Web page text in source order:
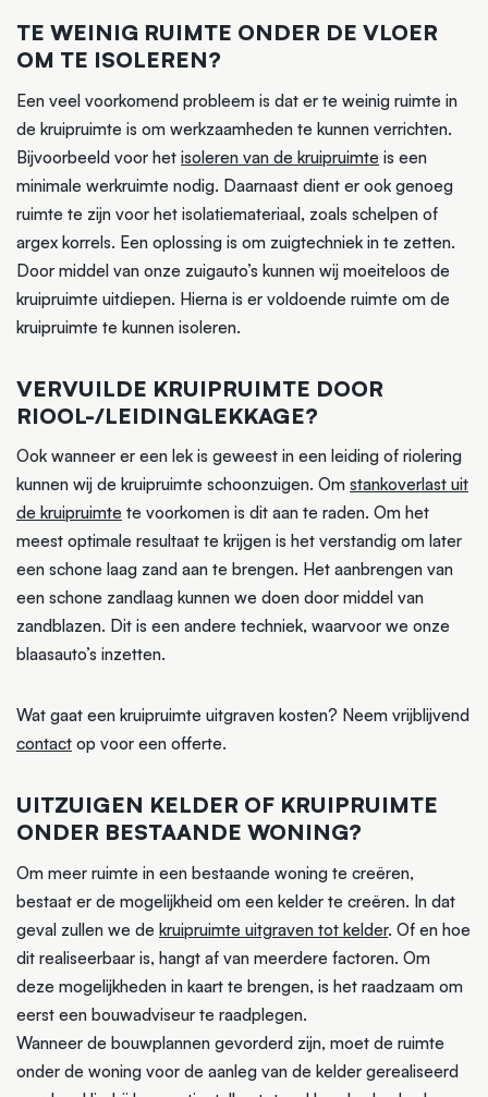
TE WEINIG RUIMTE ONDER DE VLOER
OM TE ISOLEREN?
Een veel voorkomend probleem is dat er te weinig ruimte in
de kruipruimte is om werkzaamheden te kunnen verrichten.
Bijvoorbeeld voor het isoleren van de kruipruimte is een
minimale werkruimte nodig. Daarnaast dient er ook genoeg
ruimte te zijn voor het isolatiemateriaal, zoals schelpen of
argex korrels. Een oplossing is om zuigtechniek in te zetten.
Door middel van onze zuigauto’s kunnen wij moeiteloos de
kruipruimte uitdiepen. Hierna is er voldoende ruimte om de
kruipruimte te kunnen isoleren.
VERVUILDE KRUIPRUIMTE DOOR
RIOOL-/LEIDINGLEKKAGE?
Ook wanneer er een lek is geweest in een leiding of riolering
kunnen wij de kruipruimte schoonzuigen. Om stankoverlast uit
de kruipruimte te voorkomen is dit aan te raden. Om het
meest optimale resultaat te krijgen is het verstandig om later
een schone laag zand aan te brengen. Het aanbrengen van
een schone zandlaag kunnen we doen door middel van
zandblazen. Dit is een andere techniek, waarvoor we onze
blaasauto’s inzetten.
Wat gaat een kruipruimte uitgraven kosten? Neem vrijblijvend
contact op voor een offerte.
UITZUIGEN KELDER OF KRUIPRUIMTE
ONDER BESTAANDE WONING?
Om meer ruimte in een bestaande woning te creëren,
bestaat er de mogelijkheid om een kelder te creëren. In dat
geval zullen we de kruipruimte uitgraven tot kelder. Of en hoe
dit realiseerbaar is, hangt af van meerdere factoren. Om
deze mogelijkheden in kaart te brengen, is het raadzaam om
eerst een bouwadviseur te raadplegen.
Wanneer de bouwplannen gevorderd zijn, moet de ruimte
onder de woning voor de aanleg van de kelder gerealiseerd